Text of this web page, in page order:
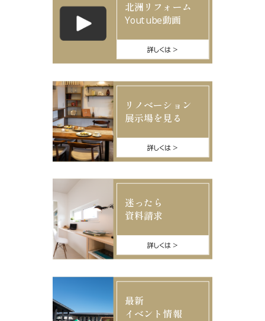
北洲リフォーム
Youtube動画
詳しくは
リノベーション
展示場を見る
詳しくは
迷ったら
資料請求
詳しくは
最新
イベント情報